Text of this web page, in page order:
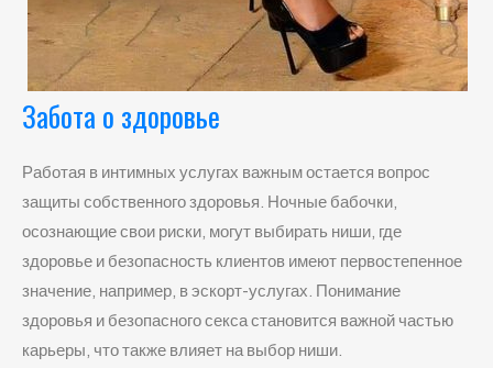
Забота о здоровье
Работая в интимных услугах важным остается вопрос
защиты собственного здоровья. Ночные бабочки,
осознающие свои риски, могут выбирать ниши, где
здоровье и безопасность клиентов имеют первостепенное
значение, например, в эскорт-услугах. Понимание
здоровья и безопасного секса становится важной частью
карьеры, что также влияет на выбор ниши.